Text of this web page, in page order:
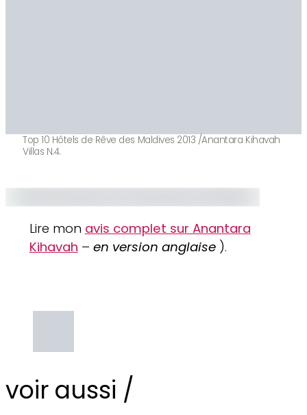
Top 10 Hôtels de Rêve des Maldives 2013 /Anantara Kihavah
Villas N.4.
Lire mon avis complet sur Anantara
Kihavah – en version anglaise).
voir aussi /